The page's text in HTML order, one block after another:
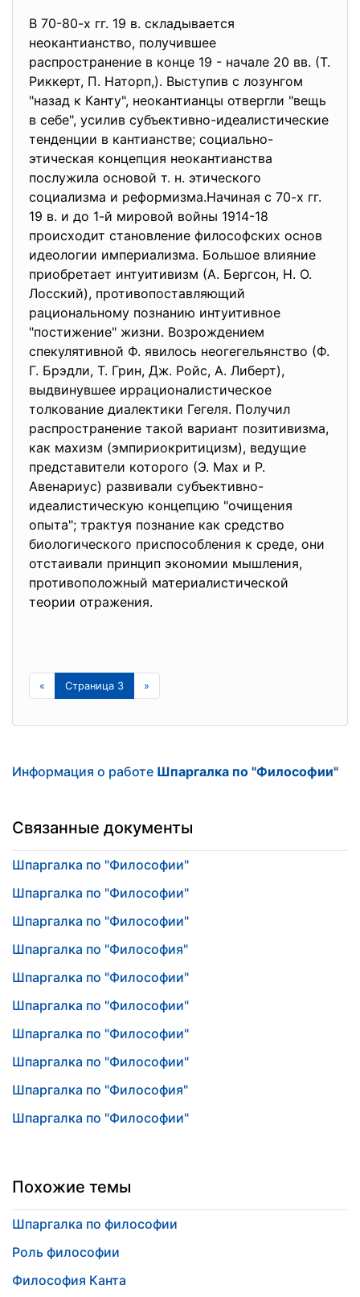
В 70-80-х гг. 19 в. складывается
неокантианство, получившее
распространение в конце 19 - начале 20 вв. (Т.
Риккерт, П. Наторп,). Выступив с лозунгом
"назад к Канту", неокантианцы отвергли "вещь
в себе", усилив субъективно-идеалистические
тенденции в кантианстве; социально-
этическая концепция неокантианства
послужила основой т. н. этического
социализма и реформизма.Начиная с 70-х гг.
19 в. и до 1-й мировой войны 1914-18
происходит становление философских основ
идеологии империализма. Большое влияние
приобретает интуитивизм (А. Бергсон, Н. О.
Лосский), противопоставляющий
рациональному познанию интуитивное
"постижение" жизни. Возрождением
спекулятивной Ф. явилось неогегельянство (Ф.
Г. Брэдли, Т. Грин, Дж. Ройс, А. Либерт),
выдвинувшее иррационалистическое
толкование диалектики Гегеля. Получил
распространение такой вариант позитивизма,
как махизм (эмпириокритицизм), ведущие
представители которого (Э. Мах и Р.
Авенариус) развивали субъективно-
идеалистическую концепцию "очищения
опыта"; трактуя познание как средство
биологического приспособления к среде, они
отстаивали принцип экономии мышления,
противоположный материалистической
теории отражения.
« Страница 3 »
Информация о работе Шпаргалка по "Философии"
Связанные документы
Шпаргалка по "Философии"
Шпаргалка по "Философии"
Шпаргалка по "Философии"
Шпаргалка по "Философия"
Шпаргалка по "Философии"
Шпаргалка по "Философии"
Шпаргалка по "Философии"
Шпаргалка по "Философии"
Шпаргалка по "Философия"
Шпаргалка по "Философии"
Похожие темы
Шпаргалка по философии
Роль философии
Философия Канта